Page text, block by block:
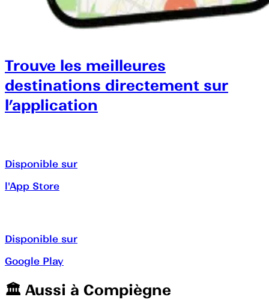
Trouve les meilleures
destinations directement sur
l’application
Disponible sur
l'App Store
Disponible sur
Google Play
🏛️️ Aussi à Compiègne